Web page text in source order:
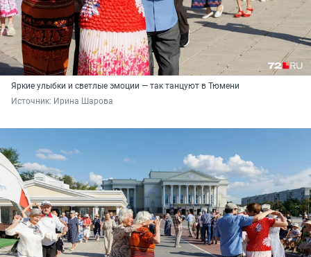
Яркие улыбки и светлые эмоции — так танцуют в Тюмени
Источник: Ирина Шарова